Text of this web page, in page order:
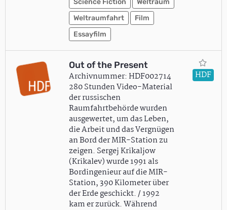
Science Fiction
Weltraum
Weltraumfahrt
Film
Essayfilm
Out of the Present
Archivnummer: HDF002714
280 Stunden Video-Material
der russischen
Raumfahrtbehörde wurden
ausgewertet, um das Leben,
die Arbeit und das Vergnügen
an Bord der MIR-Station zu
zeigen. Sergej Krikaljow
(Krikalev) wurde 1991 als
Bordingenieur auf die MIR-
Station, 390 Kilometer über
der Erde geschickt. / 1992
kam er zurück. Während
HDF